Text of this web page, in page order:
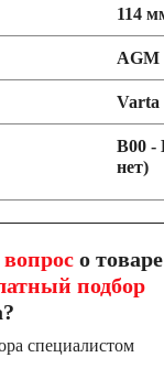
114
AGM
Varta
B00 -
нет)
вопрос о
подбор
специалистом